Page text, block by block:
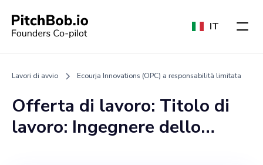
IT
Lavori di avvio Ecourja Innovations (OPC) a responsabilità limitata
Offerta di lavoro: Titolo di
lavoro: Ingegnere dello